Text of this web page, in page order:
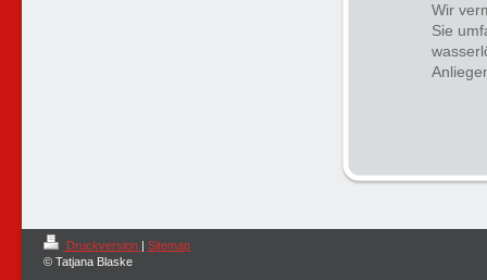
Wir
Sie
Druckversion | Sitemap
© Tatjana Blaske